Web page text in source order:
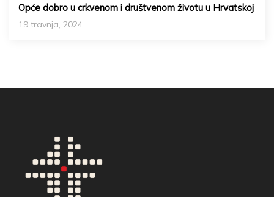
Opće dobro u crkvenom i društvenom životu u Hrvatskoj
19 travnja, 2024